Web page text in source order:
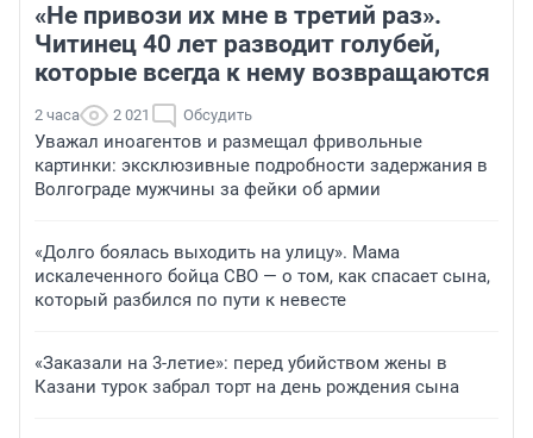
«Не привози их мне в третий раз».
Читинец 40 лет разводит голубей,
которые всегда к нему возвращаются
2 часа 2 021 Обсудить
Уважал иноагентов и размещал фривольные
картинки: эксклюзивные подробности задержания в
Волгограде мужчины за фейки об армии
«Долго боялась выходить на улицу». Мама
искалеченного бойца СВО — о том, как спасает сына,
который разбился по пути к невесте
«Заказали на 3-летие»: перед убийством жены в
Казани турок забрал торт на день рождения сына